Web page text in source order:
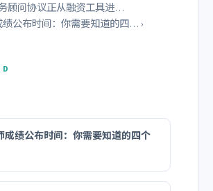
顾问协议正从融资工具进…
公布时间：你需要知道的四… ›
成绩公布时间：你需要知道的四个